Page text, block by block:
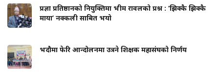
प्रज्ञा प्रतिष्ठानको नियुक्तिमा भीम रावलको प्रश्न : ‘झिक्कै झिक्कै
माया’ नक्कली साबित भयो
भदौमा फेरि आन्दोलनमा उत्रने शिक्षक महासंघको निर्णय